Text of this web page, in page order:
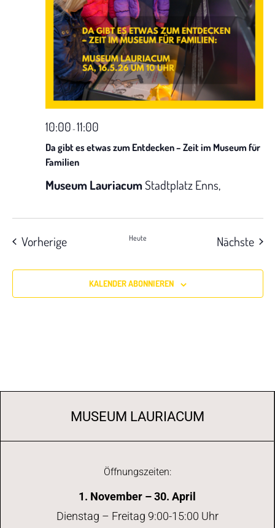
Da gibt es etwas zum Entdecken – Zeit im Museum für
Familien
10:00 - 11:00
Museum LauriacumStadtplatz Enns,
VorherigeVeranstaltungen
Heute Nächste
KALENDER ABONNIEREN
MUSEUM LAURIACUM
Öffnungszeiten:
1. November – 30. April
Dienstag – Freitag 9:00-15:00 Uhr